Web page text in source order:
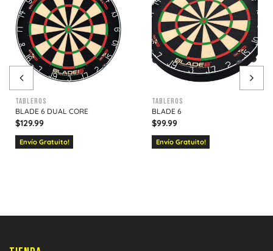
Tableros
BLADE 6 DUAL CORE
$129.99
Envío Gratuito!
Tableros
BLADE 6
$99.99
Envío Gratuito!